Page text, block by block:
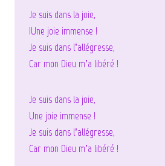
Je suis dans la joie,
IUne joie immense !
Je suis dans l’allégresse,
Car mon Dieu m’a libéré !
Je suis dans la joie,
Une joie immense !
Je suis dans l’allégresse,
Car mon Dieu m’a libéré !